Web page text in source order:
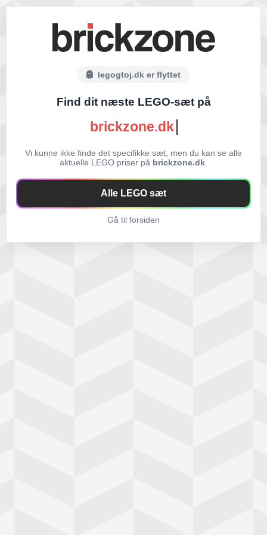
legogtoj.dk er flyttet
Find dit næste LEGO-sæt på
brickzone.dk
Vi kunne ikke finde det specifikke sæt, men du kan se alle
aktuelle LEGO priser på brickzone.dk
Alle LEGO sæt
Gå til forsiden